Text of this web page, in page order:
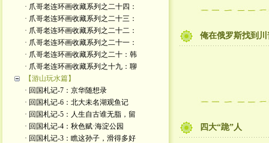
· 爪哥老连环画收藏系列之二十四：
· 爪哥老连环画收藏系列之二十三：
· 爪哥老连环画收藏系列之二十二：
· 爪哥老连环画收藏系列之二十一：
· 爪哥老连环画收藏系列之二十：韩
· 爪哥老连环画收藏系列之十九：聊
【游山玩水篇】
· 回国札记-7：京华随想录
· 回国札记-6：北大未名湖观鱼记
· 回国札记-5：人生自古谁无脂，留
· 回国札记-4：秋色赋·海淀公园
· 回国札记-3：瞧这孙子，滑得多好
俺在俄罗斯找到
四大“跪”人